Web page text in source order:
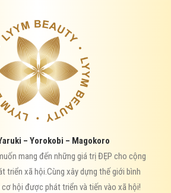
– Yorokobi – Magokoro
mang đến những giá trị ĐẸP cho cộng
triển xã hội.Cùng xây dựng thế giới bình
hội được phát triển và tiến vào xã hội!